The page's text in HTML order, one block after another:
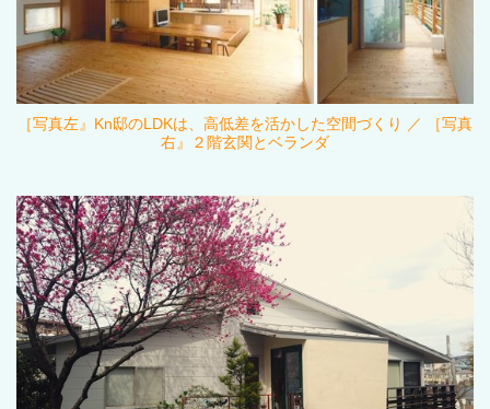
［写真左』Kn邸のLDKは、高低差を活かした空間づくり ／ ［写真
右』２階玄関とベランダ